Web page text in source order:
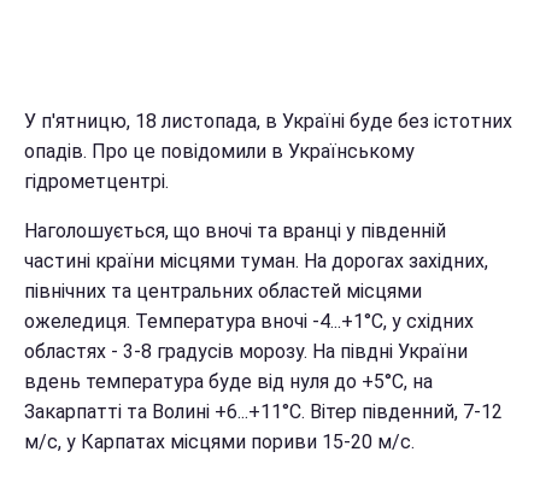
У п'ятницю, 18 листопада, в Україні буде без істотних
опадів. Про це повідомили в Українському
гідрометцентрі.
Наголошується, що вночі та вранці у південній
частині країни місцями туман. На дорогах західних,
північних та центральних областей місцями
ожеледиця. Температура вночі -4...+1°С, у східних
областях - 3-8 градусів морозу. На півдні України
вдень температура буде від нуля до +5°С, на
Закарпатті та Волині +6...+11°С. Вітер південний, 7-12
м/с, у Карпатах місцями пориви 15-20 м/с.